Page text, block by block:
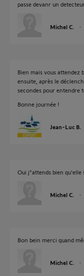
passe devanr un
Michel C.
Bien mais vous attendez
ensuite, après le
secondes pour entendre
Bonne journée !
Jean-Luc B.
Oui j"attends bien qu'elle
Michel C.
Bon bein merci quand
Michel C.